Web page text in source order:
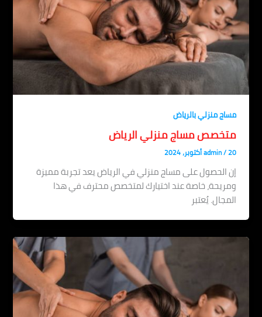
مساج منزلي بالرياض
متخصص مساج منزلي الرياض
admin/20 أكتوبر، 2024
إن الحصول على مساج منزلي في الرياض يعد تجربة مميزة
ومريحة، خاصة عند اختيارك لمتخصص محترف في هذا
المجال. يُعتبر